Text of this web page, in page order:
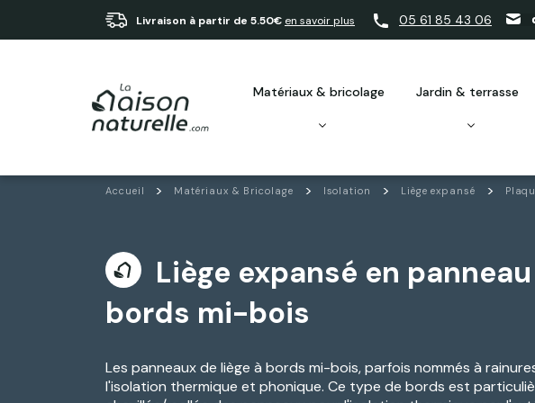
Livraison à partir de 5.50€ en savoir plus 05 61 85 43 06
matériaux & bricolage jardin & terrasse
Accueil Matériaux & Bricolage Isolation Liège expansé
Liège expansé en
bords mi-bois
Les panneaux de liège à bords mi-bois, parfois nommés à
l'isolation thermique et phonique. Ce type de bords est